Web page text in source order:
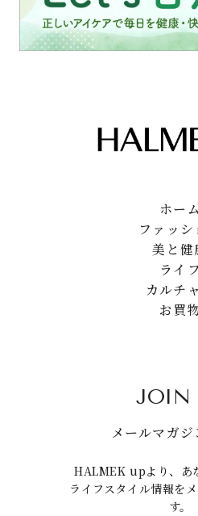
ホーム
ファッシ
美と健
ライフ
カルチ
お買
JOIN
メールマガ
HALMEK upより、あ
ライフスタイル情報を
す。